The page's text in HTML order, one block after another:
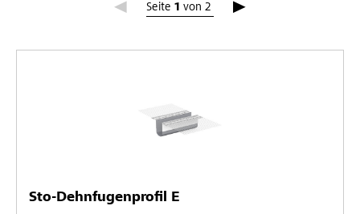
Seite 1 von 2
Seite 1
Sto-Dehnfugenprofil E